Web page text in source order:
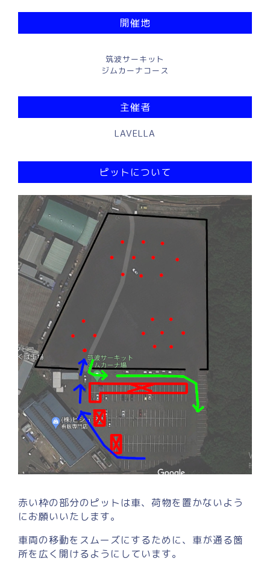
開催地
筑波サーキット
ジムカーナコース
主催者
LAVELLA
ピットについて
赤い枠の部分のピットは車、荷物を置かないよう
にお願いいたします。
車両の移動をスムーズにするために、車が通る箇
所を広く開けるようにしています。